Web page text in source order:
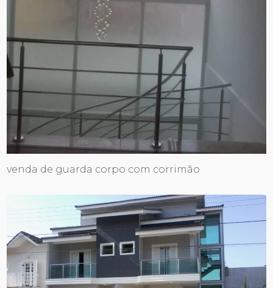
venda de guarda corpo com corrimão